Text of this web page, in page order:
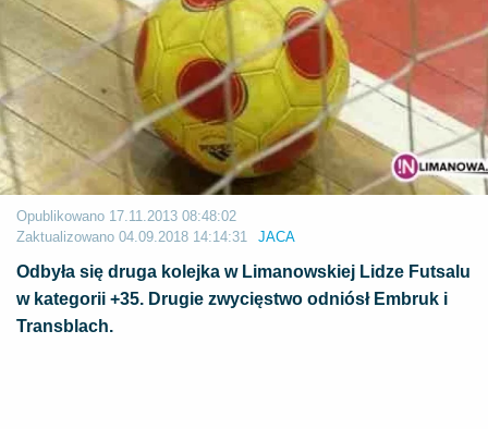
Opublikowano 17.11.2013 08:48:02
Zaktualizowano 04.09.2018 14:14:31 JACA
Odbyła się druga kolejka w Limanowskiej Lidze Futsalu
w kategorii +35. Drugie zwycięstwo odniósł Embruk i
Transblach.